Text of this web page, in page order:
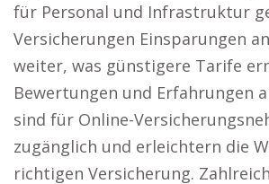
für Personal und Infrastruktur
Versicherungen Einsparungen
weiter, was günstigere Tarife
Bewertungen und Erfahrungen
sind für Online-
zugänglich und erleichtern die
richtigen Versicherung.